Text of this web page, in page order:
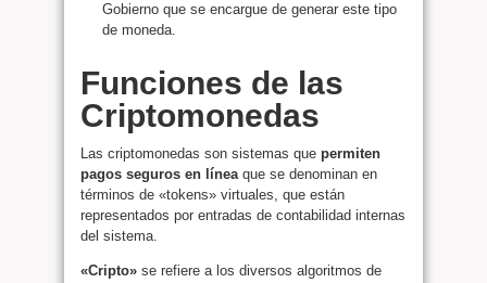
Gobierno que se encargue de generar este tipo
de moneda.
Funciones de las
Criptomonedas
Las criptomonedas son sistemas que permiten
pagos seguros en líneaque se denominan en
términos de «tokens» virtuales, que están
representados por entradas de contabilidad internas
del sistema.
«Cripto» se refiere a los diversos algoritmos de